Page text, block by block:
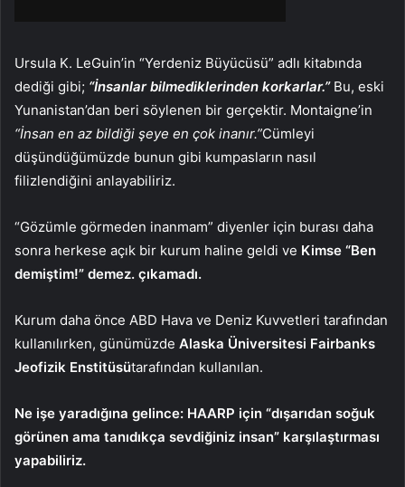
Ursula K. LeGuin’in “Yerdeniz Büyücüsü” adlı kitabında
dediği gibi; “İnsanlar bilmediklerinden korkarlar.”Bu, eski
Yunanistan’dan beri söylenen bir gerçektir. Montaigne’in
“İnsan en az bildiği şeye en çok inanır.”Cümleyi
düşündüğümüzde bunun gibi kumpasların nasıl
filizlendiğini anlayabiliriz.
“Gözümle görmeden inanmam” diyenler için burası daha
sonra herkese açık bir kurum haline geldi ve Kimse “Ben
demiştim!” demez. çıkamadı.
Kurum daha önce ABD Hava ve Deniz Kuvvetleri tarafından
kullanılırken, günümüzde Alaska Üniversitesi Fairbanks
Jeofizik Enstitüsütarafından kullanılan.
Ne işe yaradığına gelince: HAARP için “dışarıdan soğuk
görünen ama tanıdıkça sevdiğiniz insan” karşılaştırması
yapabiliriz.